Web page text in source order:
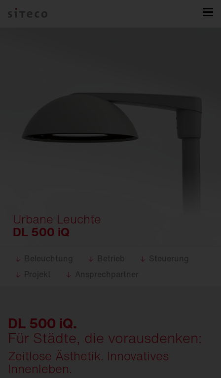
Urbane Leuchte
DL 500 iQ
Beleuchtung Betrieb
Steuerung
Projekt
Ansprechpartner
DL 500 iQ.
Für Städte, die vorausdenken:
Zeitlose Ästhetik. Innovatives
Innenleben.